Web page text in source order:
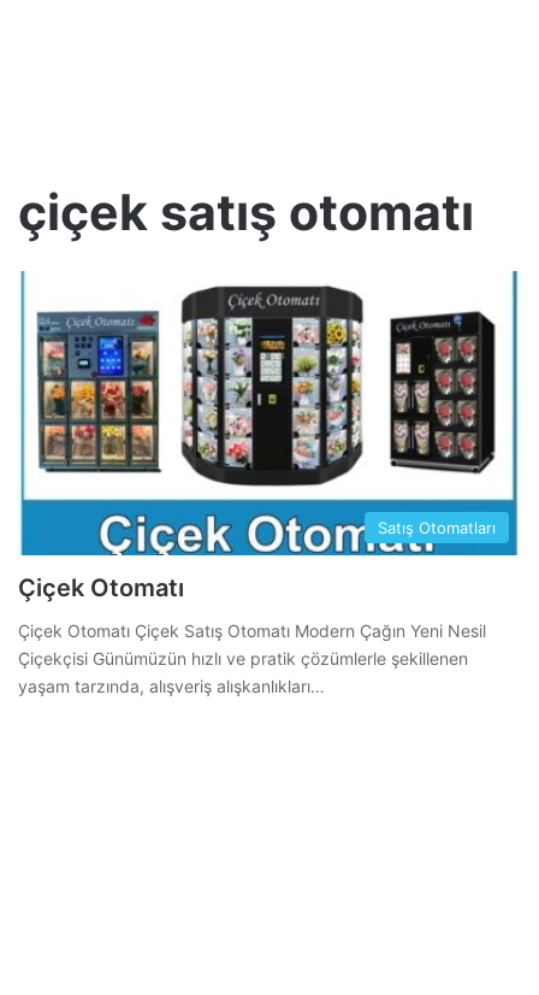
çiçek satış otomatı
Satış Otomatları
Çiçek Otomatı
Çiçek Otomatı Çiçek Satış Otomatı Modern Çağın Yeni Nesil
Çiçekçisi Günümüzün hızlı ve pratik çözümlerle şekillenen
yaşam tarzında, alışveriş alışkanlıkları…